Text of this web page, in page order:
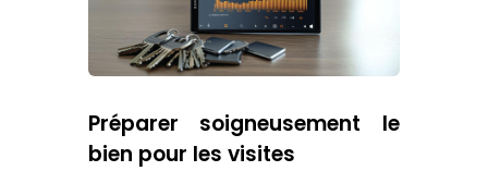
Préparer soigneusement le
bien pour les visites